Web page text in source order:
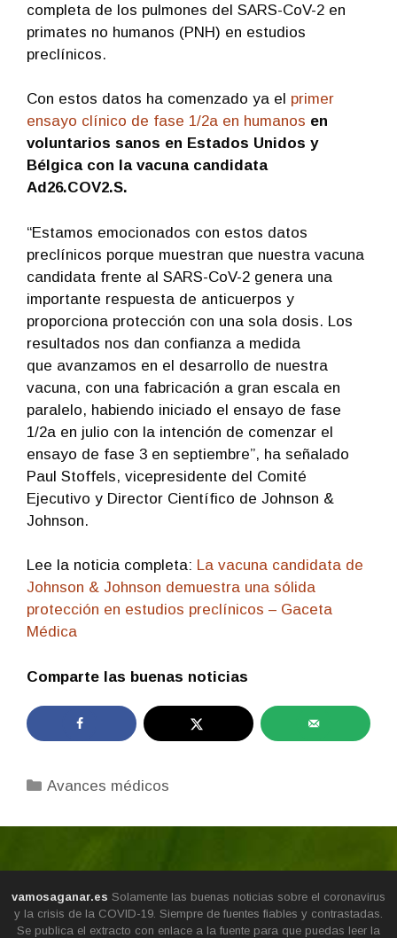
completa de los pulmones del SARS-CoV-2 en
primates no humanos (PNH) en estudios
preclínicos.
Con estos datos ha comenzado ya el primer
ensayo clínico de fase 1/2a en humanos en
voluntarios sanos en Estados Unidos y
Bélgica con la vacuna candidata
Ad26.COV2.S.
“Estamos emocionados con estos datos
preclínicos porque muestran que nuestra vacuna
candidata frente al SARS-CoV-2 genera una
importante respuesta de anticuerpos y
proporciona protección con una sola dosis. Los
resultados nos dan confianza a medida
que avanzamos en el desarrollo de nuestra
vacuna, con una fabricación a gran escala en
paralelo, habiendo iniciado el ensayo de fase
1/2a en julio con la intención de comenzar el
ensayo de fase 3 en septiembre”, ha señalado
Paul Stoffels, vicepresidente del Comité
Ejecutivo y Director Científico de Johnson &
Johnson.
Lee la noticia completa: La vacuna candidata de
Johnson & Johnson demuestra una sólida
protección en estudios preclínicos – Gaceta
Médica
Comparte las buenas noticias
Categorías
Avances médicos
vamosaganar.es Solamente las buenas noticias sobre el coronavirus
y la crisis de la COVID-19. Siempre de fuentes fiables y contrastadas.
Se publica el extracto con enlace a la fuente para que puedas leer la